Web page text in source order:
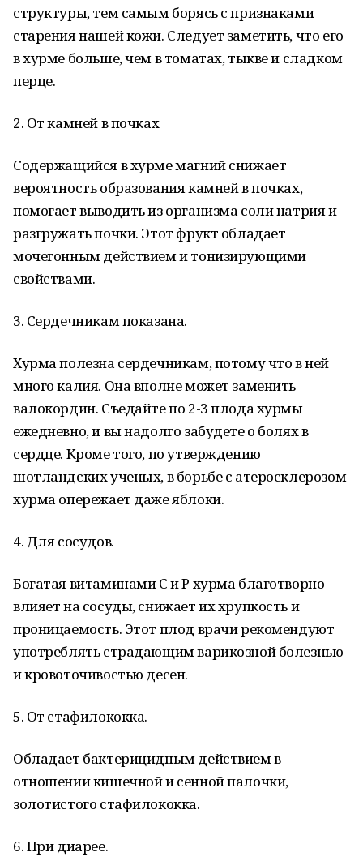
структуры, тем самым борясь с признаками
старения нашей кожи. Следует заметить, что его
в хурме больше, чем в томатах, тыкве и сладком
перце.
2. От камней в почках
Содержащийся в хурме магний снижает
вероятность образования камней в почках,
помогает выводить из организма соли натрия и
разгружать почки. Этот фрукт обладает
мочегонным действием и тонизирующими
свойствами.
3. Сердечникам показана.
Хурма полезна сердечникам, потому что в ней
много калия. Она вполне может заменить
валокордин. Съедайте по 2-3 плода хурмы
ежедневно, и вы надолго забудете о болях в
сердце. Кроме того, по утверждению
шотландских ученых, в борьбе с атеросклерозом
хурма опережает даже яблоки.
4. Для сосудов.
Богатая витаминами С и Р хурма благотворно
влияет на сосуды, снижает их хрупкость и
проницаемость. Этот плод врачи рекомендуют
употреблять страдающим варикозной болезнью
и кровоточивостью десен.
5. От стафилококка.
Обладает бактерицидным действием в
отношении кишечной и сенной палочки,
золотистого стафилококка.
6. При диарее.